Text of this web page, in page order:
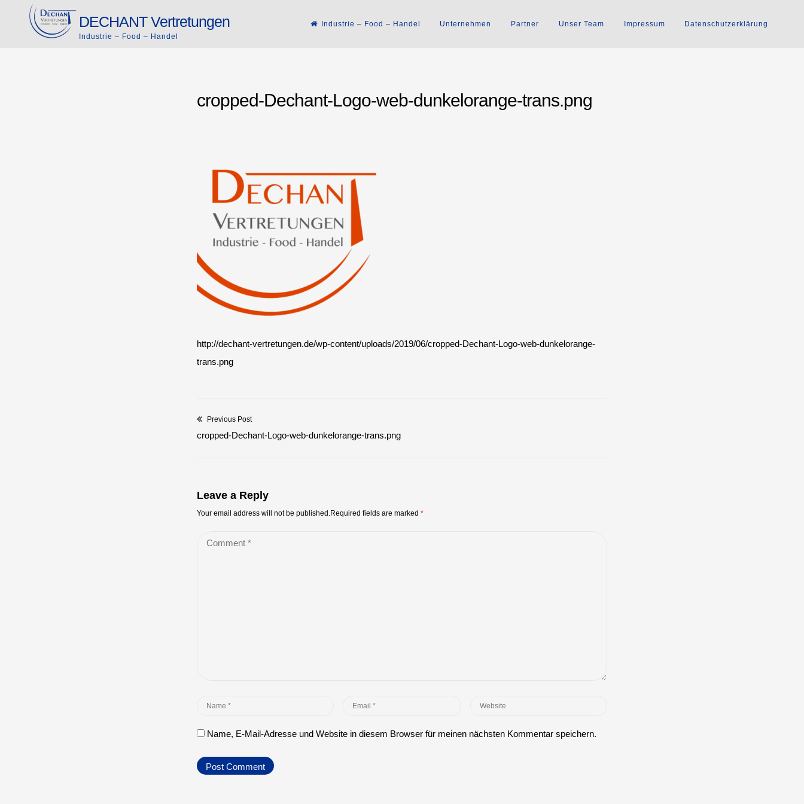
DECHANT Vertretungen
Industrie – Food – Handel
Industrie – Food – Handel Unternehmen Partner Unser Team Impressum Datenschutzerklärung
cropped-Dechant-Logo-web-dunkelorange-trans.png
http://dechant-vertretungen.de/wp-content/uploads/2019/06/cropped-Dechant-Logo-web-dunkelorange-
trans.png
Beitragsnavigation
Previous Post
Previous
cropped-Dechant-Logo-web-dunkelorange-trans.png
Leave a Reply
Your email address will not be published.Required fields are marked *
Comment
Name
Email
Website
Name, E-Mail-Adresse und Website in diesem Browser für meinen nächsten Kommentar speichern.